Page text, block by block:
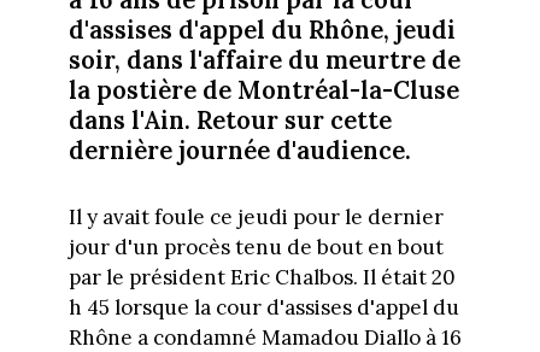
d'assises d'appel du Rhône, jeudi
soir, dans l'affaire du meurtre de
la postière de Montréal-la-Cluse
dans l'Ain. Retour sur cette
dernière journée d'audience.
Il y avait foule ce jeudi pour le dernier
jour d'un procès tenu de bout en bout
par le président Eric Chalbos. Il était 20
h 45 lorsque la cour d'assises d'appel du
Rhône a condamné Mamadou Diallo à 16